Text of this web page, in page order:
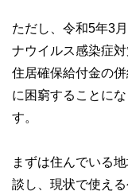
ただし、令和5年3
ナウイルス感染症
住居確保給付金の
に困窮することに
す。
まずは住んでいる
談し、現状で使え